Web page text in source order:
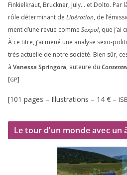
Finkielkraut, Bruckner, July… et Dolto. Par
rôle déter­mi­nant de Libération, de
ment d’une revue comme Sexpol, que j’ai
À ce titre, j’ai mené une ana­lyse sexo-
très actuelle de notre socié­té. Bien sûr,
à Vanessa Springora, auteure du
[GP]
[101 pages – Illustrations – 14 € –
Le tour d’un monde avec un